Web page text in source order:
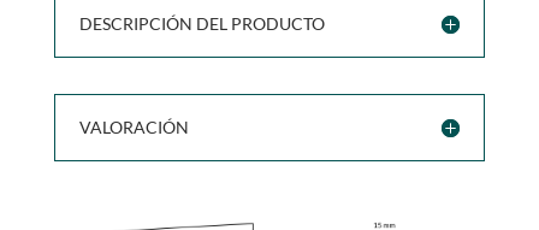
DESCRIPCIÓN DEL PRODUCTO
VALORACIÓN